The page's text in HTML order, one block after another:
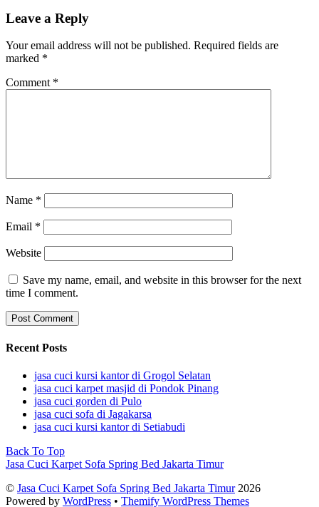
Leave a Reply
Your email address will not be published. Required fields are
marked *
Comment *
Name *
Email *
Website
Save my name, email, and website in this browser for the next
time I comment.
Recent Posts
jasa cuci kursi kantor di Grogol Selatan
jasa cuci karpet masjid di Pondok Pinang
jasa cuci gorden di Pulo
jasa cuci sofa di Jagakarsa
jasa cuci kursi kantor di Setiabudi
Back To Top
Jasa Cuci Karpet Sofa Spring Bed Jakarta Timur
© Jasa Cuci Karpet Sofa Spring Bed Jakarta Timur2026
Powered by WordPress • Themify WordPress Themes